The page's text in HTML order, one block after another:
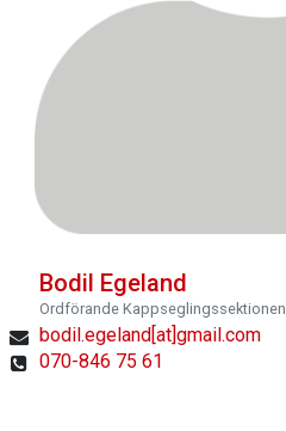
Bodil Egeland
Ordförande Kappseglingssektionen
bodil.egeland[at]gmail.com
070-846 75 61